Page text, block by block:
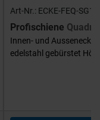
Art-Nr.: ECKE-FEQ-
Profischiene
Innen- und Aussenecke
edelstahl gebürstet